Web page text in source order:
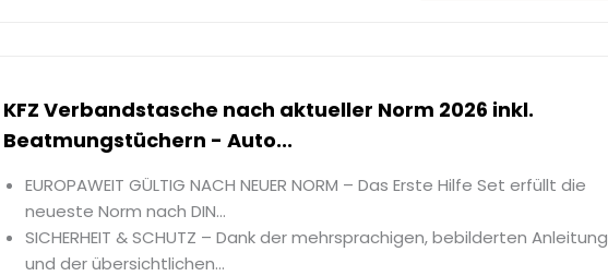
KFZ Verbandstasche nach aktueller Norm 2026 inkl.
Beatmungstüchern - Auto...
EUROPAWEIT GÜLTIG NACH NEUER NORM – Das Erste Hilfe Set erfüllt die
neueste Norm nach DIN...
SICHERHEIT & SCHUTZ – Dank der mehrsprachigen, bebilderten Anleitung
und der übersichtlichen...